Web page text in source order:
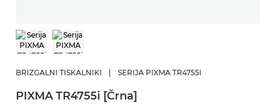
BRIZGALNI TISKALNIKI SERIJA PIXMA TR4755I
PIXMA TR4755i [Črna]